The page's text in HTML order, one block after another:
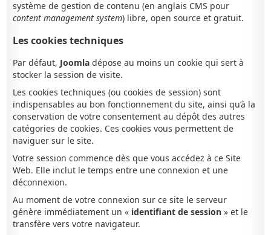
système de gestion de contenu (en anglais CMS pour
content management system) libre, open source et gratuit.
Les cookies techniques
Par défaut, Joomla dépose au moins un cookie qui sert à
stocker la session de visite.
Les cookies techniques (ou cookies de session) sont
indispensables au bon fonctionnement du site, ainsi qu’à la
conservation de votre consentement au dépôt des autres
catégories de cookies. Ces cookies vous permettent de
naviguer sur le site.
Votre session commence dès que vous accédez à ce Site
Web. Elle inclut le temps entre une connexion et une
déconnexion.
Au moment de votre connexion sur ce site le serveur
génère immédiatement un « identifiant de session » et le
transfère vers votre navigateur.